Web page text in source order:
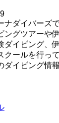
ナダイバーズ
ングツアーや
ダイビング、
クールを行っ
ダイビング情